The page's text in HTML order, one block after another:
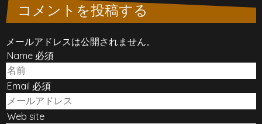
コメントを投稿する
メールアドレスは公開されません。
Name 必須
Email 必須
Web site